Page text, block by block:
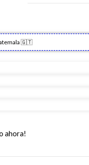
🇬🇹
ahora!